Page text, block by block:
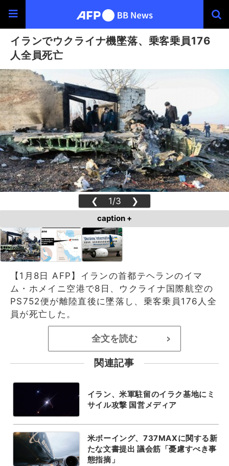
イランでウクライナ機墜落、乗客乗員176
人全員死亡
❮ 1/3 ❯
caption +
【1月8日 AFP】イランの首都テヘランのイマ
ム・ホメイニ空港で8日、ウクライナ国際航空の
PS752便が離陸直後に墜落し、乗客乗員176人全
員が死亡した。
全文を読む >
関連記事
イラン、米軍駐留のイラク基地にミ
サイル攻撃 国営メディア
米ボーイング、737MAXに関する新
たな文書提出 議会筋「憂慮すべき事
態指摘」